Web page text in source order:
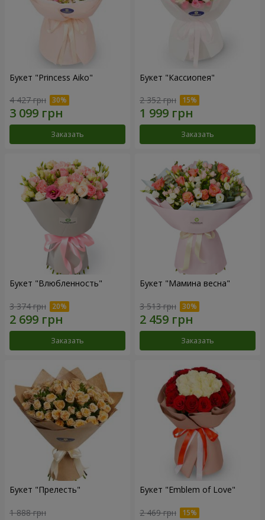
Букет "Princess Aiko"
4 427 грн
Заказать
Букет "Кассиопея"
2 352 грн
Заказать
Букет "Влюбленность"
3 374 грн
Заказать
Букет "Мамина весна"
3 513 грн
Заказать
Букет "Прелесть"
1 888 грн
Букет "Emblem of Love"
2 469 грн